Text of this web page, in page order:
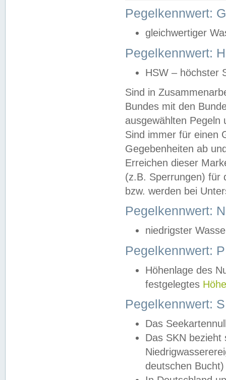
Pegelkennwert:
gleichwertiger
Pegelkennwert:
HSW – höchster
Sind in
Bundes mit den
ausgewählten
Sind immer für einen
Gegebenheiten ab
Erreichen dieser
(z.B. Sperrungen) für
bzw. werden bei
Pegelkennwert:
niedrigster
Pegelkennwert:
Höhenlage des
festgelegtes
Pegelkennwert:
Das
Das SKN
deutschen